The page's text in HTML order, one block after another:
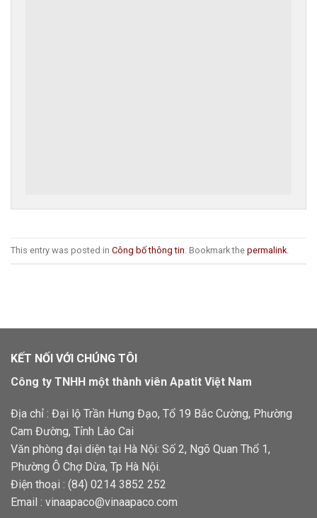
This entry was posted in Công bố thông tin . Bookmark the permalink
KẾT NỐI VỚI CHÚNG TÔI
Công ty TNHH một thành viên Apatit Việt Nam
Địa chỉ : Đại lộ Trần Hưng Đạo, Tổ 19 Bắc Cường, Phường
Cam Đường, Tỉnh Lào Cai
Văn phòng đại diện tại Hà Nội: Số 2, Ngõ Quan Thổ 1,
Phường Ô Chợ Dừa, Tp Hà Nội.
Điện thoại : (84) 0214 3852 252
Email : vinaapaco@vinaapaco.com